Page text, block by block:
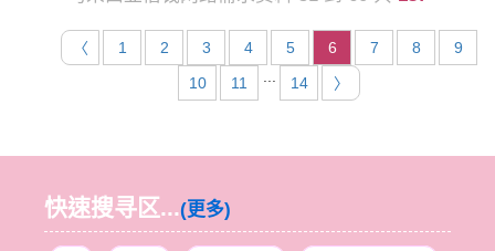
〈 1 2 3 4 5 6 7 8
9
10
11 14 〉
快速搜寻区...(更多)